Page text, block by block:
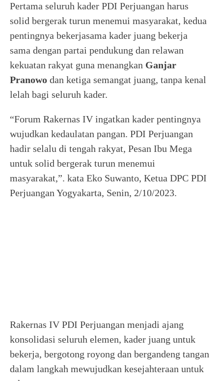
Pertama seluruh kader PDI Perjuangan harus
solid bergerak turun menemui masyarakat, kedua
pentingnya bekerjasama kader juang bekerja
sama dengan partai pendukung dan relawan
kekuatan rakyat guna menangkan Ganjar
Pranowo dan ketiga semangat juang, tanpa kenal
lelah bagi seluruh kader.
“Forum Rakernas IV ingatkan kader pentingnya
wujudkan kedaulatan pangan. PDI Perjuangan
hadir selalu di tengah rakyat, Pesan Ibu Mega
untuk solid bergerak turun menemui
masyarakat,”. kata Eko Suwanto, Ketua DPC PDI
Perjuangan Yogyakarta, Senin, 2/10/2023.
Rakernas IV PDI Perjuangan menjadi ajang
konsolidasi seluruh elemen, kader juang untuk
bekerja, bergotong royong dan bergandeng tangan
dalam langkah mewujudkan kesejahteraan untuk